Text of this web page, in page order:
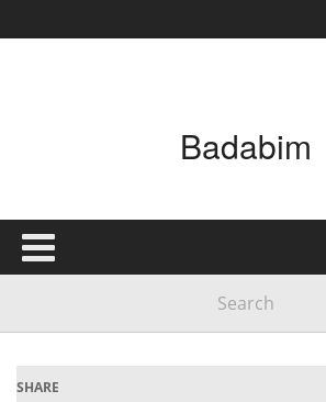
Badabim
SHARE